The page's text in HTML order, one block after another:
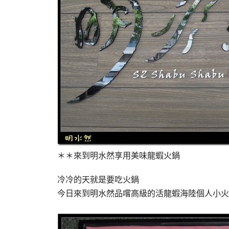
＊＊來到明水然享用美味龍蝦火鍋
冷冷的天就是要吃火鍋
今日來到明水然品嚐高級的活龍蝦海陸個人小